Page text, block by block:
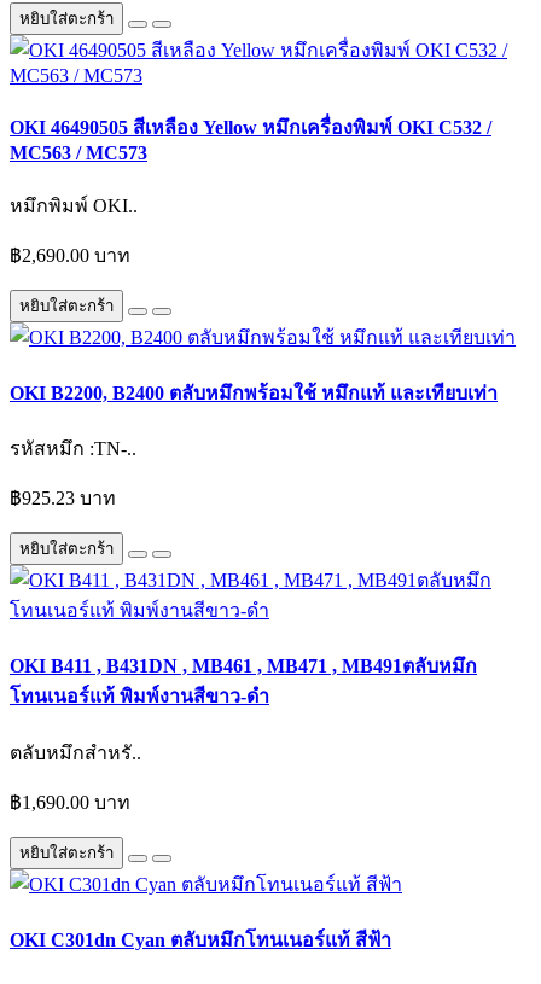
หยิบใส่ตะกร้า
OKI 46490505 สีเหลือง Yellow หมึกเครื่องพิมพ์ OKI C532 /
MC563 / MC573
หมึกพิมพ์ OKI..
฿2,690.00 บาท
หยิบใส่ตะกร้า
OKI B2200, B2400 ตลับหมึกพร้อมใช้ หมึกแท้ และเทียบเท่า
รหัสหมึก :TN-..
฿925.23 บาท
หยิบใส่ตะกร้า
OKI B411 , B431DN , MB461 , MB471 , MB491ตลับหมึก
โทนเนอร์แท้ พิมพ์งานสีขาว-ดำ
ตลับหมึกสำหรั..
฿1,690.00 บาท
หยิบใส่ตะกร้า
OKI C301dn Cyan ตลับหมึกโทนเนอร์แท้ สีฟ้า